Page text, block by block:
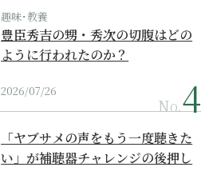
趣味･教養
豊臣秀吉の甥・秀次の切腹はどの
ように行われたのか？
2026/07/26
No.
「ヤブサメの声をもう一度聴きた
い」が補聴器チャレンジの後押し